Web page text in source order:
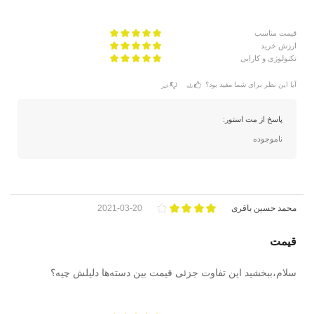
قیمت مناسب
ارزش خرید
تکنولوژی و کارایی
آیا این نظر برای شما مفید بود؟ بله خیر
پاسخ از مت استور:
ناموجوده
محمد حسین باقری 2021-03-20
قیمت
سلام،ببخشید این تفاوت جزئی قیمت بین دسته‌ها دلیلش چیه؟